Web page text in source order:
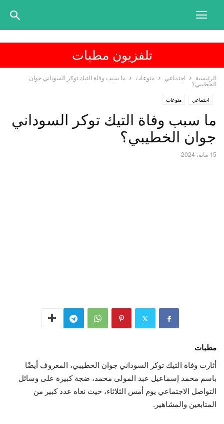
تلفزيون مطبات
الرئيسية اجتماعي منوعات
ما سبب وفاة التيك توكر السوداني جوان
الخطيبي؟
اجتماعي منوعات
ما سبب وفاة التيك توكر السوداني
جوان الخطيبي؟
15 مايو، 2024
مطبات
أثارت وفاة التيك توكر السوداني جوان الخطيبي، المعروف أيضًا
باسم محمد إسماعيل عبد المولى محمد، ضجة كبيرة على وسائل
التواصل الاجتماعي يوم أمس الثلاثاء، حيث نعاه عدد كبير من
المتابعين والمشاهير.